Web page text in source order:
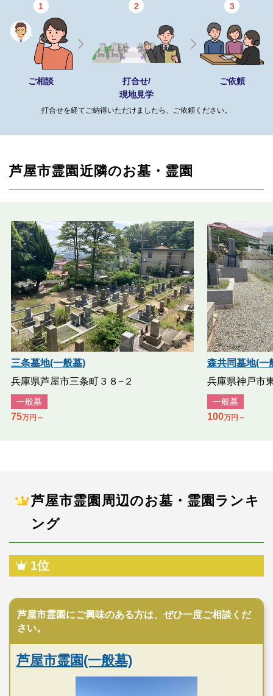
1
ご相談
2
打合せ/
現地見学
3
ご依頼
打合せを経てご納得いただけましたら、ご依頼ください。
芦屋市霊園近隣のお墓・霊園
三条墓地(一般墓)
兵庫県芦屋市三条町３８−２
一般墓
75万円～
森共同墓地(一
兵庫県神戸市
一般墓
100万円～
芦屋市霊園周辺のお墓・霊園ランキ
ング
1位
芦屋市霊園にご興味のある方は、ぜひ一度ご相談くだ
さい。
芦屋市霊園(一般墓)